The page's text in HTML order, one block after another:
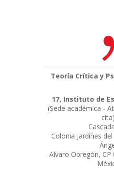
Teoría Crítica y
17, Instituto de
(Sede académica -
cita)
Colonia Jardínes
Alvaro Obregón, CP